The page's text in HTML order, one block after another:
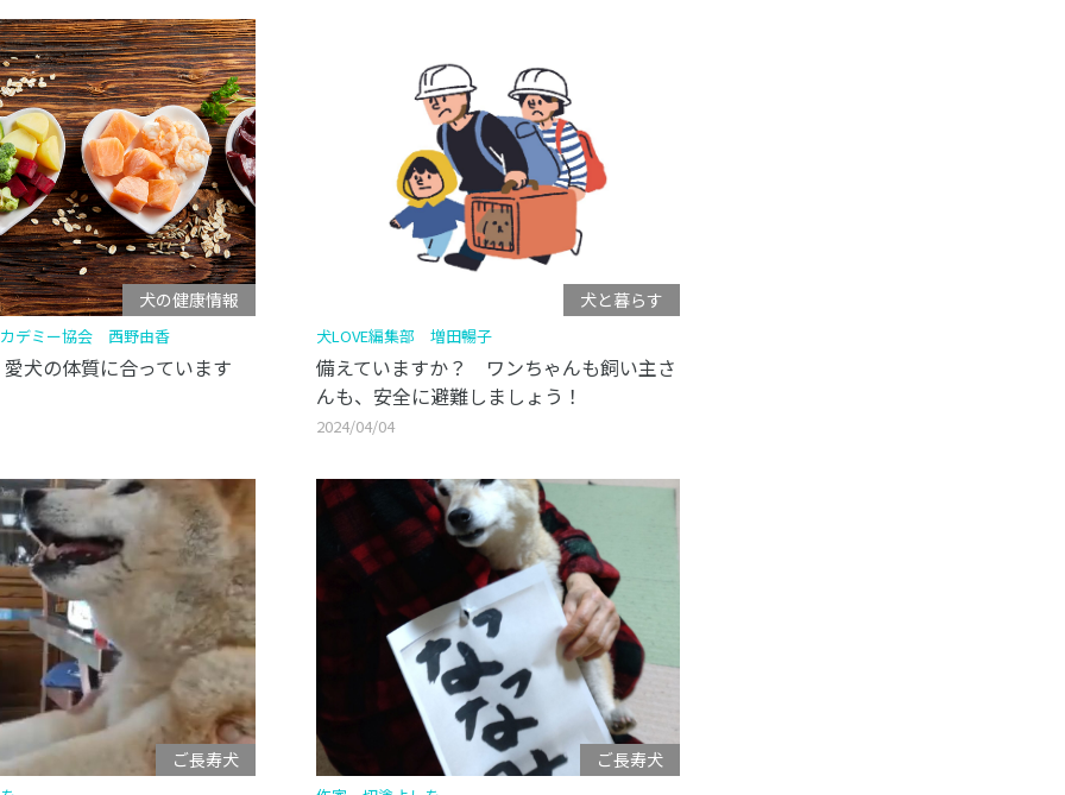
犬の健康情報
デミー協会 西野由香
犬の体質に合っています
犬と暮らす
犬LOVE編集部 増田暢子
備えていますか？ ワンちゃんも飼い主さ
んも、安全に避難しましょう！
2024/04/04
ご長寿犬 ご長寿犬